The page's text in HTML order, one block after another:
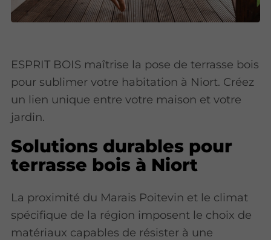
ESPRIT BOIS maîtrise la pose de terrasse bois
pour sublimer votre habitation à Niort. Créez
un lien unique entre votre maison et votre
jardin.
Solutions durables pour
terrasse bois à Niort
La proximité du Marais Poitevin et le climat
spécifique de la région imposent le choix de
matériaux capables de résister à une